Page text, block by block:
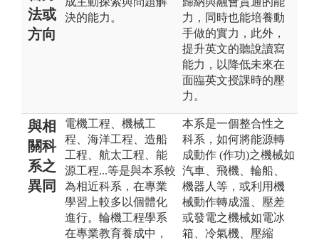
法或
方向
決的能力。
力，同時也能培養動
手做的實力，此外，
提升英文的聽說讀寫
能力，以降低未來在
面臨英文授課時的壓
力。
與相
關科
系之
異同
電機工程、機械工
程、海洋工程、造船
工程、航太工程、能
源工程...等是與本系較
為相近科系，在專業
學習上較多以個體化
進行。輪機工程學系
在專業教育養成中，
本系是一個整合性之
科系，如何將能源轉
成動作 (作功)之機械如
汽車、飛機、輪船、
機器人等，或利用機
械動作轉成溫、壓差
或發電之機械如電冰
箱、冷氣機、壓縮